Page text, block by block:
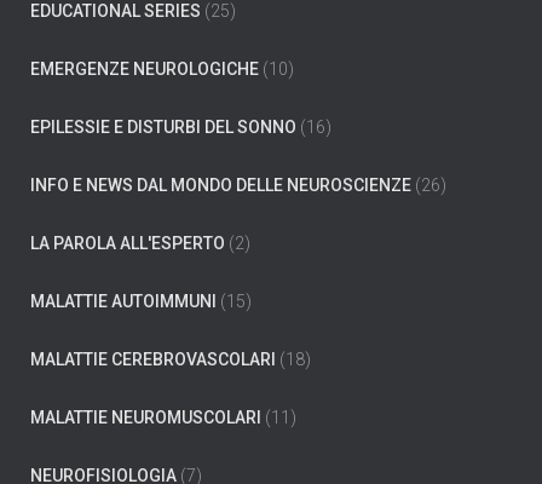
EDUCATIONAL SERIES (25)
EMERGENZE NEUROLOGICHE (10)
EPILESSIE E DISTURBI DEL SONNO (16)
INFO E NEWS DAL MONDO DELLE NEUROSCIENZE (26)
LA PAROLA ALL'ESPERTO (2)
MALATTIE AUTOIMMUNI (15)
MALATTIE CEREBROVASCOLARI (18)
MALATTIE NEUROMUSCOLARI (11)
NEUROFISIOLOGIA (7)